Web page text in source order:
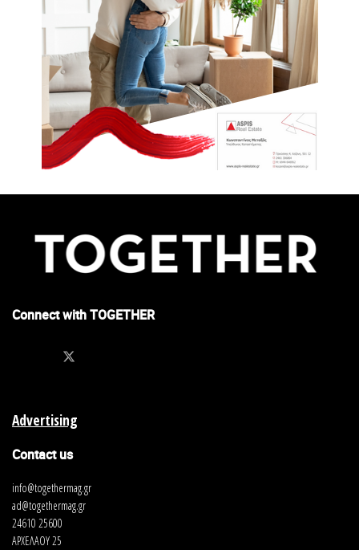
Connect with TOGETHER
Advertising
Contact us
info@togethermag.gr
ad@togethermag.gr
24610 25600
ΑΡΧΕΛΑΟΥ 25